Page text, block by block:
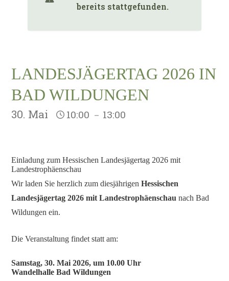
bereits stattgefunden.
LANDESJÄGERTAG 2026 IN
BAD WILDUNGEN
30. Mai 10:00 – 13:00
Einladung zum Hessischen Landesjägertag 2026 mit
Landestrophäenschau
Wir laden Sie herzlich zum diesjährigenHessischen
Landesjägertag 2026 mit Landestrophäenschau nach Bad
Wildungen ein.
Die Veranstaltung findet statt am:
Samstag, 30. Mai 2026, um 10.00 Uhr
Wandelhalle Bad Wildungen